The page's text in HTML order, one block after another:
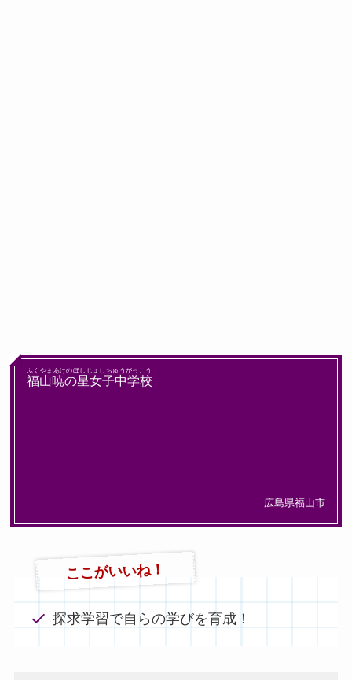
福山暁の星女子中学校
ふくやまあけのほしじょしちゅうがっこう
広島県福山市
ここがいいね！
探求学習で自らの学びを育成！